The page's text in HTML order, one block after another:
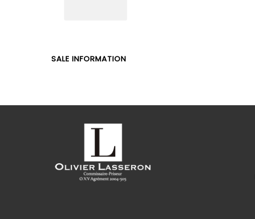
SALE INFORMATION